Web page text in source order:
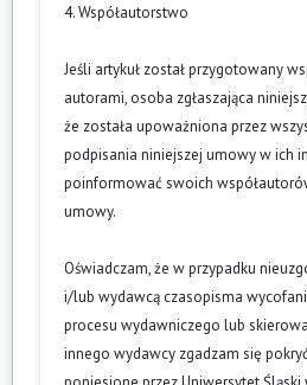
4. Współautorstwo
Jeśli artykuł został przygotowany
autorami, osoba zgłaszająca
że została upoważniona przez
podpisania niniejszej umowy w ich
poinformować swoich
umowy.
Oświadczam, że w przypadku
i/lub wydawcą czasopisma
procesu wydawniczego lub
innego wydawcy zgadzam się